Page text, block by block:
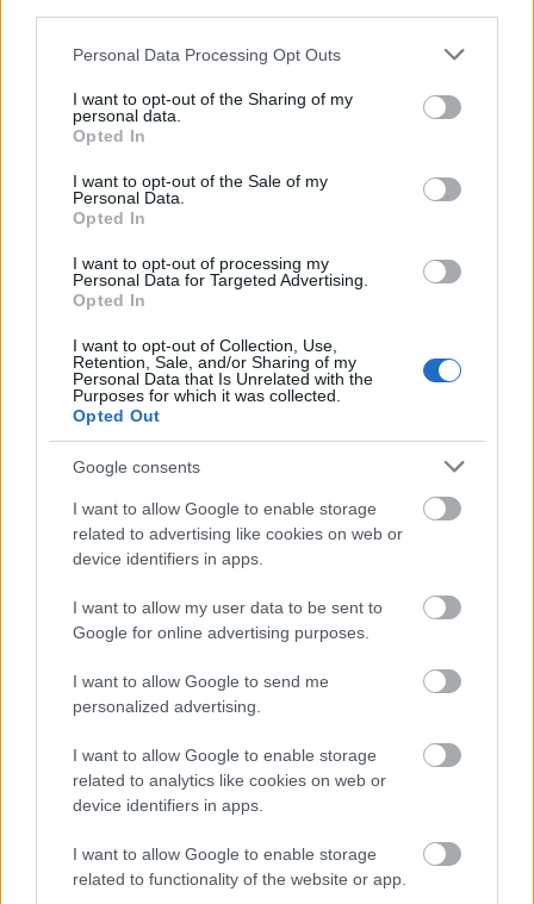
Please note that this website/app uses one or more Google
not limited to your visit or usage behaviour. You may click to
grant or deny consent to Google and its third-party tags to
use your data for below specified purposes in below Google
consent section.
Personal Data Processing Opt Outs
I want to opt-out of the Sharing of my
personal data.
Opted In
I want to opt-out of the Sale of my
Personal Data.
Opted In
I want to opt-out of processing my
Personal Data for Targeted Advertising.
Opted In
I want to opt-out of Collection, Use,
Retention, Sale, and/or Sharing of my
Personal Data that Is Unrelated with the
Purposes for which it was collected.
Opted Out
Google consents
I want to allow Google to enable storage
related to advertising like cookies on web or
device identifiers in apps.
I want to allow my user data to be sent to
Google for online advertising purposes.
I want to allow Google to send me
personalized advertising.
I want to allow Google to enable storage
related to analytics like cookies on web or
device identifiers in apps.
I want to allow Google to enable storage
related to functionality of the website or app.
0:18:00 | A kibeszélő tartalmából:
Yor, az időkatona: a dimenzió- és időugrások
egészségkárosító hatása, Dr. Culber és Kovich
konzultációja a gyengélkedőn.
Paul Guilfoyle (Carl) a semmi közepén: ki lehet
az újságot olvasó rejtélyes szereplő a
hóesésben, hogyan működik az átjáró?
Kelpiai vészjelzés a Verubin csillagködből: még
mindig a Calypso történetszál bekövetkezését
tippelgetjük, az üzenet egyelőre nem visz
közelebb a Short Treks epizódhoz.
Visszatérés a Terrán Birodalomba, Georgiou és
Burnham viszonya: vajon hogyan záródik a
régóta zajló huzavona?
0:47:04 | Összefoglalás, értékelés
Farkas Csaba
közreműködött
adáshang